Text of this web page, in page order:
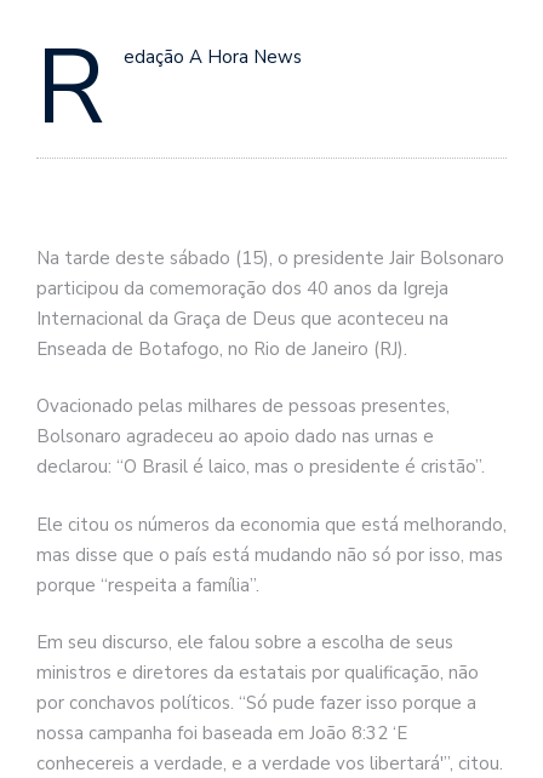
R edação A Hora News
Na tarde deste sábado (15), o presidente Jair Bolsonaro
participou da comemoração dos 40 anos da Igreja
Internacional da Graça de Deus que aconteceu na
Enseada de Botafogo, no Rio de Janeiro (RJ).
Ovacionado pelas milhares de pessoas presentes,
Bolsonaro agradeceu ao apoio dado nas urnas e
declarou: “O Brasil é laico, mas o presidente é cristão”.
Ele citou os números da economia que está melhorando,
mas disse que o país está mudando não só por isso, mas
porque “respeita a família”.
Em seu discurso, ele falou sobre a escolha de seus
ministros e diretores da estatais por qualificação, não
por conchavos políticos. “Só pude fazer isso porque a
nossa campanha foi baseada em João 8:32 ‘E
conhecereis a verdade, e a verdade vos libertará'”, citou.